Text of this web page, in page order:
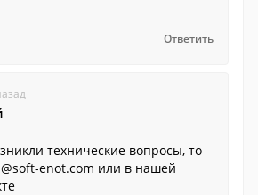
Ответить
технические вопросы, то
enot.com или в нашей